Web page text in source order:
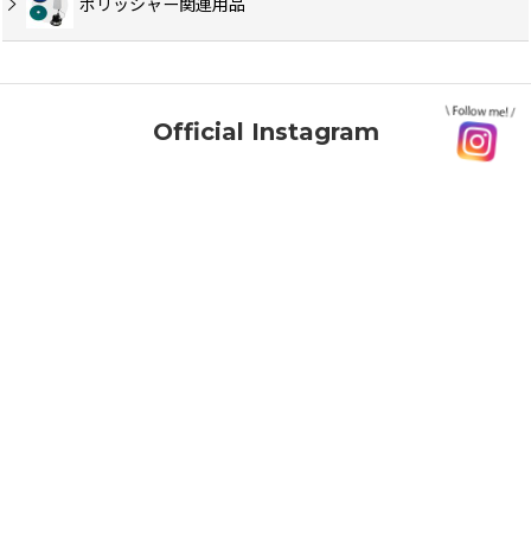
ポリッシャー関連用品
Official Instagram